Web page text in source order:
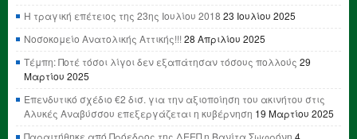
Η τραγική επέτειος της 23ης Ιουλίου 2018 23 Ιουλίου 2025
Νοσοκομείο Ανατολικής Αττικής!!! 28 Απριλίου 2025
Τέμπη: Ποτέ τόσοι λίγοι δεν εξαπάτησαν τόσους πολλούς 29
Μαρτίου 2025
Επενδυτικό σχέδιο €2 δισ. για την αξιοποίηση του ακινήτου στις
Αλυκές Αναβύσσου επεξεργάζεται η κυβέρνηση 19 Μαρτίου 2025
Παραιτήθηκε από Πρόεδρος της ΔΕΕΠ η Βανίτα Σωφρόνη 4